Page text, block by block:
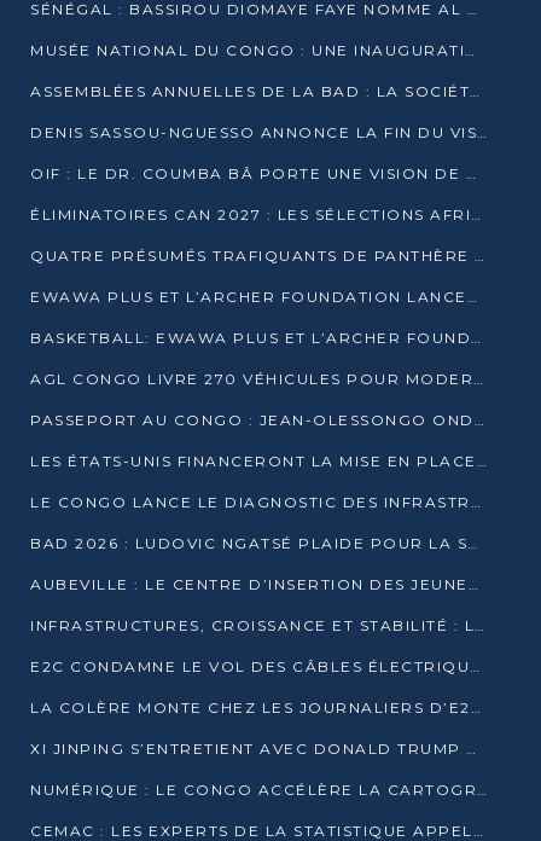
SÉNÉGAL : BASSIROU DIOMAYE FAYE NOMME AL AMINOU LÔ PREMIER MINISTRE
MUSÉE NATIONAL DU CONGO : UNE INAUGURATION PORTEUSE D’ESPOIR POUR LA CULTURE
ASSEMBLÉES ANNUELLES DE LA BAD : LA SOCIÉTÉ CIVILE CONGOLAISE À LA RECHERCHE DE PARTENAIRES POUR SES PROJETS
DENIS SASSOU-NGUESSO ANNONCE LA FIN DU VISA POUR LES AFRICAINS EN 2027
OIF : LE DR. COUMBA BÂ PORTE UNE VISION DE DIALOGUE, DE STABILITÉ ET DE RÉFORME À LA TÊTE
ÉLIMINATOIRES CAN 2027 : LES SÉLECTIONS AFRICAINES CONNAISSENT LEURS ADVERSAIRES
QUATRE PRÉSUMÉS TRAFIQUANTS DE PANTHÈRE ARRÊTÉS À EWO
EWAWA PLUS ET L’ARCHER FOUNDATION LANCENT UN CAMP DE BASKET POUR LES JEUNES À BRAZZAVILLE
BASKETBALL: EWAWA PLUS ET L’ARCHER FOUNDATION LANCENT UN CAMP POUR LES JEUNES
AGL CONGO LIVRE 270 VÉHICULES POUR MODERNISER LE TRANSPORT URBAIN
PASSEPORT AU CONGO : JEAN-OLESSONGO ONDAYE VEUT METTRE FIN AUX LENTEURS ADMINISTRATIVES
LES ÉTATS-UNIS FINANCERONT LA MISE EN PLACE DE JUSQU’À 50 CLINIQUES DE LUTTE CONTRE L’EBOLA
LE CONGO LANCE LE DIAGNOSTIC DES INFRASTRUCTURES SPORTIVES DU COMPLEXE DE KINTÉLÉ
BAD 2026 : LUDOVIC NGATSÉ PLAIDE POUR LA SOUVERAINETÉ FINANCIÈRE AFRICAINE
AUBEVILLE : LE CENTRE D’INSERTION DES JEUNES PRÊT À OUVRIR SES PORTES
INFRASTRUCTURES, CROISSANCE ET STABILITÉ : LA GUINÉE AFFÛTE SES AMBITIONS
E2C CONDAMNE LE VOL DES CÂBLES ÉLECTRIQUES APRÈS UNE VIDÉO VIRALE
LA COLÈRE MONTE CHEZ LES JOURNALIERS D’E2C QUI DÉNONCENT 20 ANS DE PRÉCARITÉ
XI JINPING S’ENTRETIENT AVEC DONALD TRUMP À BEIJING
NUMÉRIQUE : LE CONGO ACCÉLÈRE LA CARTOGRAPHIE DE SES INFRASTRUCTURES DIGITALES
CEMAC : LES EXPERTS DE LA STATISTIQUE APPELLENT À RENFORCER LA SÉCURISATION DES DONNÉES